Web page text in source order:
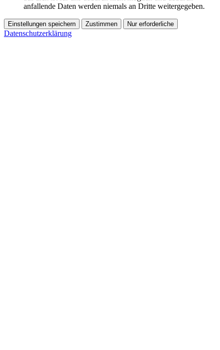
anfallende Daten werden niemals an Dritte weitergegeben.
Einstellungen speichern Zustimmen Nur erforderliche
Datenschutzerklärung